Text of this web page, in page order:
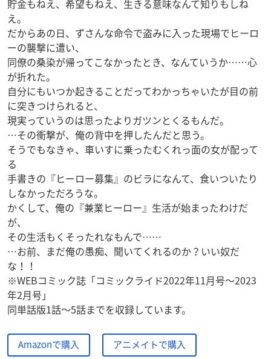
貯金もねえ、希望もねえ、生きる意味なんて知りもしね
え。
だからあの日、ずさんな命令で盗みに入った現場でヒーロ
ーの襲撃に遭い、
同僚の桑染が帰ってこなかったとき、なんていうか……心
が折れた。
自分にもいつか起きることだってわかっちゃいたが目の前
に突きつけられると、
現実っていうのは思ったよりガツンとくるもんだ。
…その衝撃が、俺の背中を押したんだと思う。
そうでもなきゃ、車いすに乗ったむくれっ面の女が配って
る
手書きの『ヒーロー募集』のビラになんて、食いついたり
しなかっただろうな。
かくして、俺の『兼業ヒーロー』生活が始まったわけだ
が、
その生活もくそったれなもんで……
…お前、まだ俺の愚痴、聞いてくれるのか？いい奴だ
な！！
※WEBコミック誌「コミックライド2022年11月号～2023
年2月号」
同単話版1話～5話までを収録しています。
Amazonで購入 アニメイトで購入